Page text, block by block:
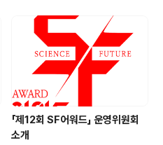
「제12회 SF어워드」 운영위원회
소개